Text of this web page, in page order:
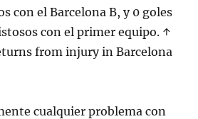
con el Barcelona B, y 0 goles
con el primer equipo. ↑
from injury in Barcelona
cualquier problema con